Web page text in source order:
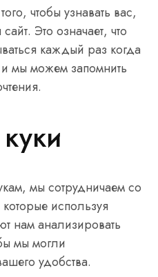
чтобы узнавать вас,
Это означает, что
каждый раз когда
мы можем запомнить
мы сотрудничаем со
используя
нам анализировать
мы могли
удобства.